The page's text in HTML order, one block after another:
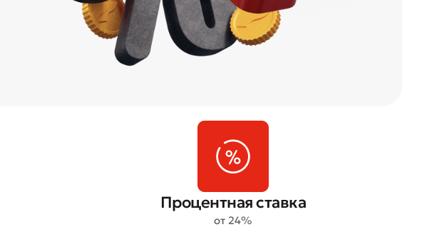
Процентная ставка
от 24%